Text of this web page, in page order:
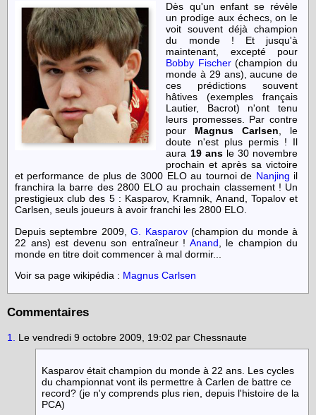
Dès qu'un enfant se révèle
un prodige aux échecs, on le
voit souvent déjà champion
du monde ! Et jusqu'à
maintenant, excepté pour
Bobby Fischer(champion du
monde à 29 ans), aucune de
ces prédictions souvent
hâtives (exemples français
Lautier, Bacrot) n'ont tenu
leurs promesses. Par contre
pour Magnus Carlsen , le
doute n'est plus permis ! Il
aura 19 ansle 30 novembre
prochain et après sa victoire
et performance de plus de 3000 ELO au tournoi de Nanjing il
franchira la barre des 2800 ELO au prochain classement ! Un
prestigieux club des 5 : Kasparov, Kramnik, Anand, Topalov et
Carlsen, seuls joueurs à avoir franchi les 2800 ELO.
Depuis septembre 2009,G. Kasparov(champion du monde à
22 ans) est devenu son entraîneur ! Anand , le champion du
monde en titre doit commencer à mal dormir...
Voir sa page wikipédia : Magnus Carlsen
Commentaires
1. Le vendredi 9 octobre 2009, 19:02 par Chessnaute
Kasparov était champion du monde à 22 ans. Les cycles
du championnat vont ils permettre à Carlen de battre ce
record? (je n'y comprends plus rien, depuis l'histoire de la
PCA)